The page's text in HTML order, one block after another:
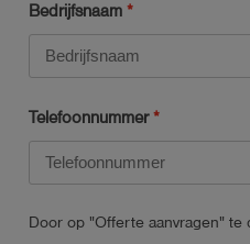
Bedrijfsnaam
Telefoonnummer
Door op "Offerte aanvragen" te